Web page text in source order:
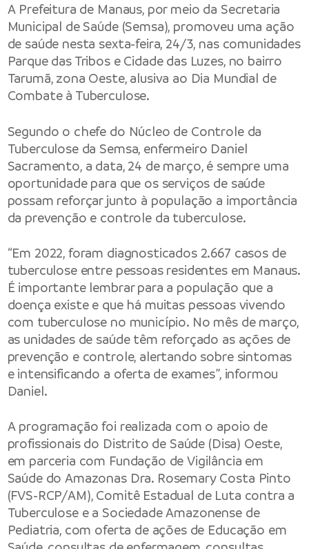
A Prefeitura de Manaus, por meio da Secretaria
Municipal de Saúde (Semsa), promoveu uma ação
de saúde nesta sexta-feira, 24/3, nas comunidades
Parque das Tribos e Cidade das Luzes, no bairro
Tarumã, zona Oeste, alusiva ao Dia Mundial de
Combate à Tuberculose.
Segundo o chefe do Núcleo de Controle da
Tuberculose da Semsa, enfermeiro Daniel
Sacramento, a data, 24 de março, é sempre uma
oportunidade para que os serviços de saúde
possam reforçar junto à população a importância
da prevenção e controle da tuberculose.
“Em 2022, foram diagnosticados 2.667 casos de
tuberculose entre pessoas residentes em Manaus.
É importante lembrar para a população que a
doença existe e que há muitas pessoas vivendo
com tuberculose no município. No mês de março,
as unidades de saúde têm reforçado as ações de
prevenção e controle, alertando sobre sintomas
e intensificando a oferta de exames”, informou
Daniel.
A programação foi realizada com o apoio de
profissionais do Distrito de Saúde (Disa) Oeste,
em parceria com Fundação de Vigilância em
Saúde do Amazonas Dra. Rosemary Costa Pinto
(FVS-RCP/AM), Comitê Estadual de Luta contra a
Tuberculose e a Sociedade Amazonense de
Pediatria, com oferta de ações de Educação em